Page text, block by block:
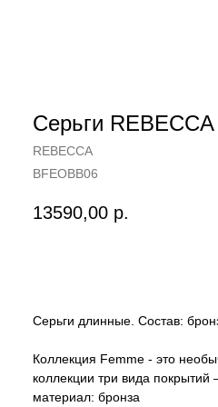
Серьги
REBECCA
BFEOBB06
13590,00 р.
Серьги длинные. Состав:
Коллекция Femme - это
коллекции три вида
материал: бронза